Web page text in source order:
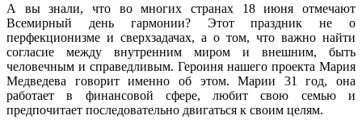
А вы знали, что во многих странах 18 июня отмечают
Всемирный день гармонии? Этот праздник не о
перфекционизме и сверхзадачах, а о том, что важно найти
согласие между внутренним миром и внешним, быть
человечным и справедливым. Героиня нашего проекта Мария
Медведева говорит именно об этом. Марии 31 год, она
работает в финансовой сфере, любит свою семью и
предпочитает последовательно двигаться к своим целям.